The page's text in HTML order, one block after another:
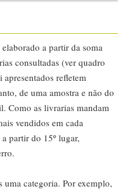
a partir da soma
consultadas (ver quadro
refletem
de uma amostra e não do
Como as livrarias mandam
vendidos em cada
partir do 15º lugar,
uma categoria. Por exemplo,